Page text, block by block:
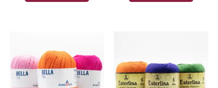
através
R$ 24,50